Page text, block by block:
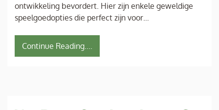
ontwikkeling bevordert. Hier zijn enkele geweldige
speelgoedopties die perfect zijn voor…
Continue Reading....